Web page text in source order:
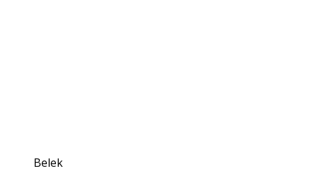
Belek